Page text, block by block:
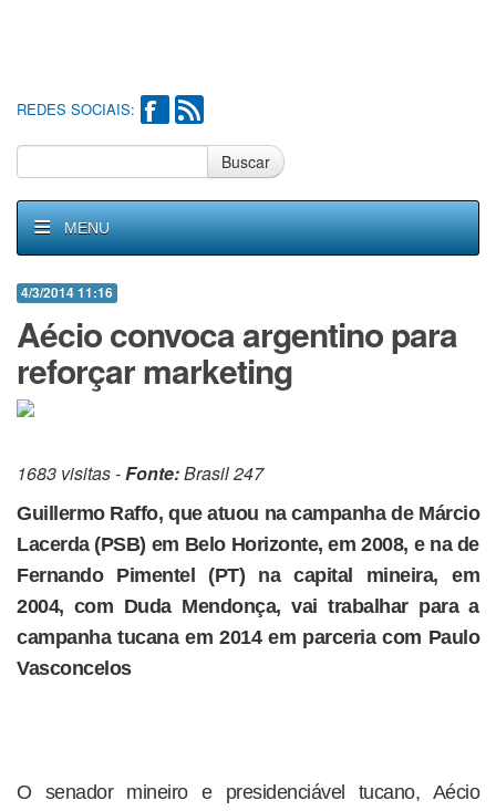
REDES SOCIAIS:
Buscar
MENU
4/3/2014 11:16
Aécio convoca argentino para
reforçar marketing
1683 visitas -Fonte:Brasil 247
Guillermo Raffo, que atuou na campanha de Márcio
Lacerda (PSB) em Belo Horizonte, em 2008, e na de
Fernando Pimentel (PT) na capital mineira, em
2004, com Duda Mendonça, vai trabalhar para a
campanha tucana em 2014 em parceria com Paulo
Vasconcelos
O senador mineiro e presidenciável tucano, Aécio